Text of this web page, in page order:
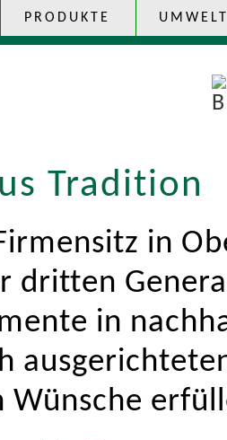
PRODUKTE
Tradition
in
dritten
in
Wünsche